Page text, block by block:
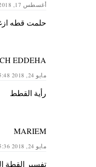
أغسطس 17, 2018 AT 4:19 م
حلمت قطه
EDDEHA
مايو 24, 2018 AT 5:48 م
رأية القطط
MARIEM
مايو 24, 2018 AT 5:36 م
تفسير القطة